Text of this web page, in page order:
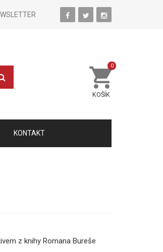
KOŠÍK
0
KONTAKT
z knihy Romana Bureše